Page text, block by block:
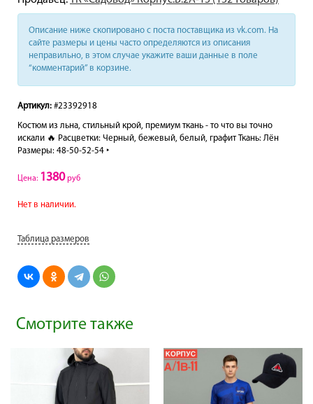
Описание ниже скопировано с поста поставщика из vk.com. На
сайте размеры и цены часто определяются из описания
неправильно, в этом случае укажите ваши данные в поле
“комментарий” в корзине.
Артикул: #23392918
Костюм из льна, стильный крой, премиум ткань - то что вы точно
искали 🔥 Расцветки: Черный, бежевый, белый, графит Ткань: Лён
Размеры: 48-50-52-54 ‣
Цена: 1380руб
Нет в наличии.
Таблица размеров
Смотрите также